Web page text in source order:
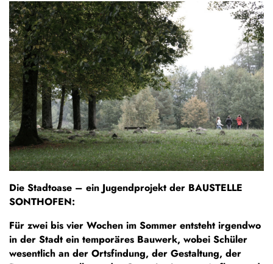
Die Stadtoase – ein Jugendprojekt der BAUSTELLE
SONTHOFEN:
Für zwei bis vier Wochen im Sommer entsteht irgendwo
in der Stadt ein temporäres Bauwerk, wobei Schüler
wesentlich an der Ortsfindung, der Gestaltung, der